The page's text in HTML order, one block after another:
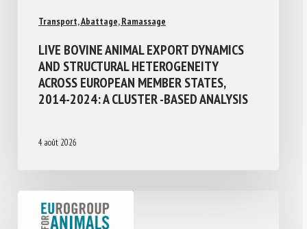
Transport, Abattage, Ramassage
LIVE BOVINE ANIMAL EXPORT DYNAMICS
AND STRUCTURAL HETEROGENEITY
ACROSS EUROPEAN MEMBER STATES,
2014-2024: A CLUSTER -BASED ANALYSIS
4 août 2026